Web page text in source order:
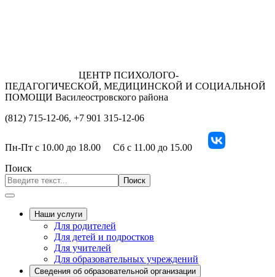
ЦЕНТР ПСИХОЛОГО-
ПЕДАГОГИЧЕСКОЙ, МЕДИЦИНСКОЙ И СОЦИАЛЬНОЙ
ПОМОЩИ Василеостровского района
(812) 715-12-06, +7 901 315-12-06
Пн-Пт с 10.00 до 18.00 Сб с 11.00 до 15.00
Поиск
Поиск
Наши услуги
Для родителей
Для детей и подростков
Для учителей
Для образовательных учреждений
Сведения об образовательной организации